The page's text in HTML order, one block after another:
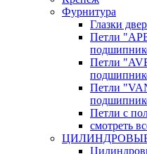
Фурнитура
Глазки
Петли
Петли
Петли
Петли с
смотреть